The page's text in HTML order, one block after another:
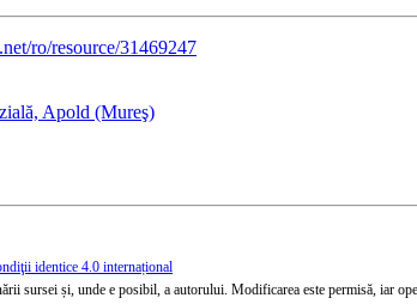
ro/resource/31469247
Apold (Mureş)
identice 4.0 internațional
sursei și, unde e posibil, a autorului. Modificarea este permisă, iar